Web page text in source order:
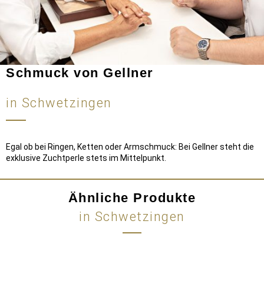
Schmuck von Gellner
in Schwetzingen
Egal ob bei Ringen, Ketten oder Armschmuck: Bei Gellner steht die
exklusive Zuchtperle stets im Mittelpunkt.
Ähnliche Produkte
in Schwetzingen